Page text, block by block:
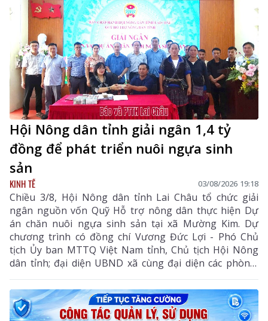
Hội Nông dân tỉnh giải ngân 1,4 tỷ
đồng để phát triển nuôi ngựa sinh
sản
KINH TẾ 03/08/2026 19:18
Chiều 3/8, Hội Nông dân tỉnh Lai Châu tổ chức giải
ngân nguồn vốn Quỹ Hỗ trợ nông dân thực hiện Dự
án chăn nuôi ngựa sinh sản tại xã Mường Kim. Dự
chương trình có đồng chí Vương Đức Lợi - Phó Chủ
tịch Ủy ban MTTQ Việt Nam tỉnh, Chủ tịch Hội Nông
dân tỉnh; đại diện UBND xã cùng đại diện các phòng,
ban chuyên môn, Hội Nông dân xã và các hội viên
tham gia dự án.